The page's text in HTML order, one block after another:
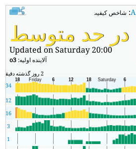
: شاخص کیفیت هوای بی‌درنگ Dongcheng Dongsi (AQI).
در حد متوسط
Updated on Saturday 20:00
آلاینده اولیه:o3
2 روز گذشته دقیقه
34
12
16
3
1